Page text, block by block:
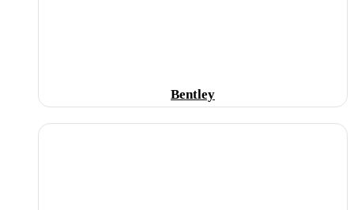
Bentley